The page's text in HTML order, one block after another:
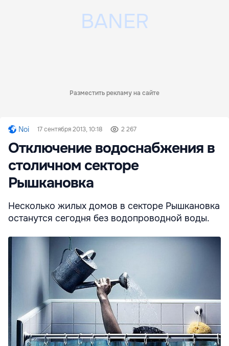
Разместить рекламу на сайте
Noi 17 сентября 2013, 10:18 2 267
Отключение водоснабжения в
столичном секторе
Рышкановка
Несколько жилых домов в секторе Рышкановка
останутся сегодня без водопроводной воды.